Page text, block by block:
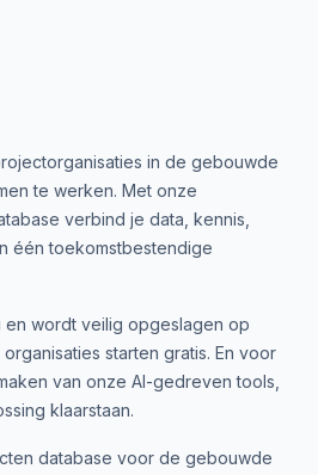
in de gebouwde
te werken. Met onze
verbind je data, kennis,
één toekomstbestendige
en wordt veilig opgeslagen op
starten gratis. En voor
van onze AI-gedreven tools,
klaarstaan.
database voor de gebouwde